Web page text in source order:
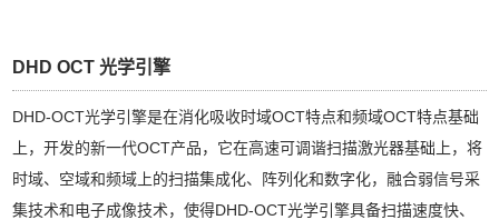
DHD OCT 光学引擎
DHD-OCT光学引擎是在消化吸收时域OCT特点和频域OCT特点基础
上，开发的新一代OCT产品，它在高速可调谐扫描激光器基础上，将
时域、空域和频域上的扫描集成化、阵列化和数字化，融合弱信号采
集技术和电子成像技术，使得DHD-OCT光学引擎具备扫描速度快、